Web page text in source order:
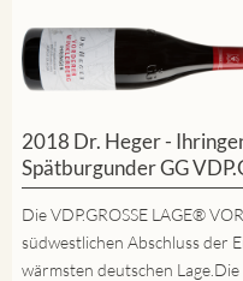
2018 Dr. Heger -
Spätburgunder GG
Die VDP.GROSSE LAGE®
südwestlichen Abschluss der
wärmsten deutschen